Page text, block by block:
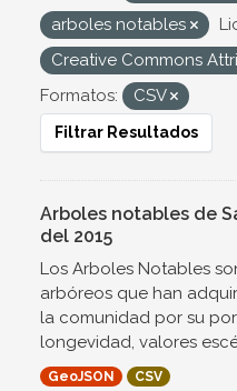
arboles notables
Creative Commons
Formatos:
CSV
Filtrar Resultados
Arboles notables de
del 2015
Los Arboles Notables
arbóreos que han
la comunidad por su
longevidad, valores
GeoJSON
CSV